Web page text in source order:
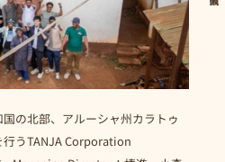
の北部、アルーシャ州カラトゥ
うTANJA Corporation